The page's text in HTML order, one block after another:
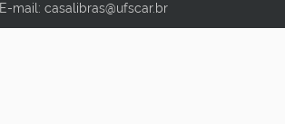
E-mail: casalibras@ufscar.br